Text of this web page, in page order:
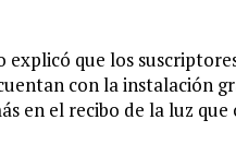
que los
con la instalación
en el recibo de la luz